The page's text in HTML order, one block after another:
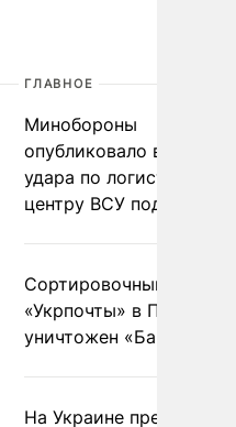
ГЛАВНОЕ
Минобороны
опубликовало видео
удара по
центру ВСУ под Киевом
Сортировочный пункт
«Укрпочты» в
уничтожен
На Украине